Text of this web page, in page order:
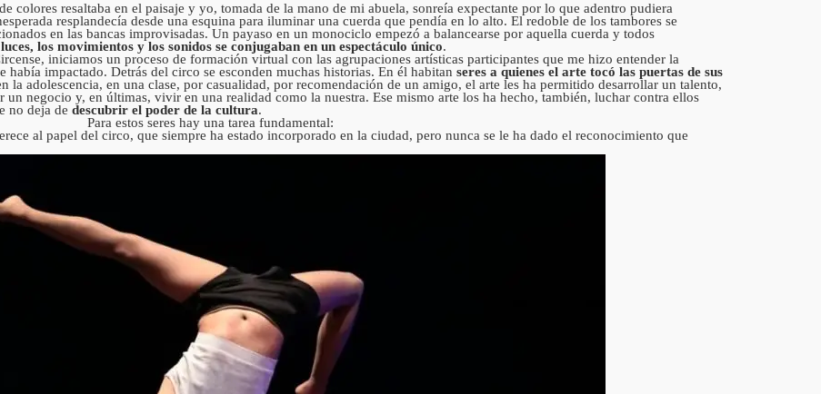
colores resaltaba en el paisaje y yo, tomada de la mano de mi abuela, sonreía expectante por lo que adentro pudiera
resplandecía desde una esquina para iluminar una cuerda que pendía en lo alto. El redoble de los tambores se
en las bancas improvisadas. Un payaso en un monociclo empezó a balancearse por aquella cuerda y todos
los movimientos y los sonidos se conjugaban en un espectáculo único.
iniciamos un proceso de formación virtual con las agrupaciones artísticas participantes que me hizo entender la
impactado. Detrás del circo se esconden muchas historias. En él habitan seres a quienes el arte tocó las puertas de sus
la adolescencia, en una clase, por casualidad, por recomendación de un amigo, el arte les ha permitido desarrollar un talento,
negocio y, en últimas, vivir en una realidad como la nuestra. Ese mismo arte los ha hecho, también, luchar contra ellos
no deja de descubrir el poder de la cultura.
Para estos seres hay una tarea fundamental:
al papel del circo, que siempre ha estado incorporado en la ciudad, pero nunca se le ha dado el reconocimiento que